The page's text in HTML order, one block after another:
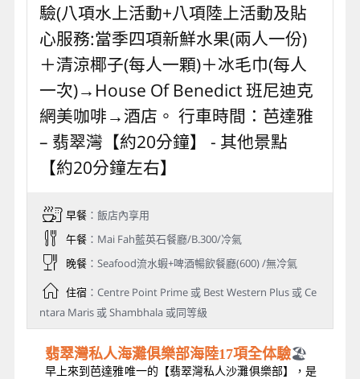
驗(八項水上活動+八項陸上活動及貼
心服務:當季四項新鮮水果(兩人一份)
＋清涼椰子(每人一顆)＋冰毛巾(每人
一次)→House Of Benedict 班尼迪克
網美咖啡→酒店。 行車時間：芭達雅
– 翡翠灣【約20分鐘】 - 其他景點
【約20分鐘左右】
早餐：飯店內享用
午餐：Mai Fah藍英石餐廳/B.300/冷氣
晚餐：Seafood流水蝦+啤酒暢飲餐廳(600) /無冷氣
住宿：Centre Point Prime 或 Best Western Plus 或 Ce
ntara Maris 或 Shambhala 或同等級
翡翠灣私人海灘俱樂部海陸17項全体驗🏖️
早上來到芭達雅唯一的【翡翠灣私人沙灘俱樂部】，是